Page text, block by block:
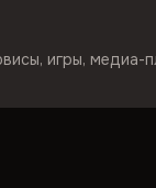
игры, медиа-